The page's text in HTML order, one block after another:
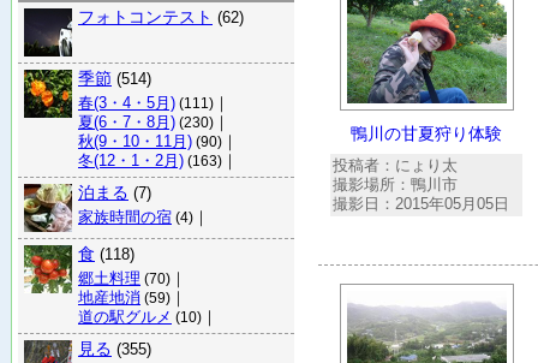
フォトコンテスト (62)
季節 (514)
春(3・4・5月) (111) ｜
夏(6・7・8月) (230) ｜
秋(9・10・11月) (90) ｜
冬(12・1・2月) (163) ｜
泊まる (7)
家族時間の宿 (4) ｜
食 (118)
郷土料理 (70) ｜
地産地消 (59) ｜
道の駅グルメ (10) ｜
見る (355)
鴨川の甘夏狩り体験
投稿者：にょり太
撮影場所：鴨川市
撮影日：2015年05月05日